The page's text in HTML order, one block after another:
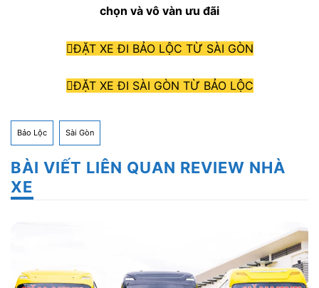
chọn và vô vàn ưu đãi
ĐẶT XE ĐI BẢO LỘC TỪ SÀI GÒN
ĐẶT XE ĐI SÀI GÒN TỪ BẢO LỘC
Bảo Lộc Sài Gòn
BÀI VIẾT LIÊN QUAN REVIEW NHÀ
XE